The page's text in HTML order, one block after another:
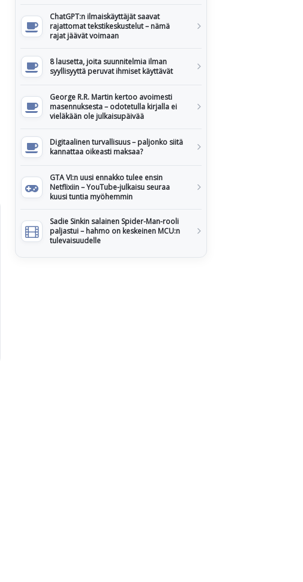
ChatGPT:n ilmaiskäyttäjät saavat
rajattomat tekstikeskustelut – nämä
rajat jäävät voimaan
8 lausetta, joita suunnitelmia ilman
syyllisyyttä peruvat ihmiset käyttävät
George R.R. Martin kertoo avoimesti
masennuksesta – odotetulla kirjalla ei
vieläkään ole julkaisupäivää
Digitaalinen turvallisuus – paljonko siitä
kannattaa oikeasti maksaa?
GTA VI:n uusi ennakko tulee ensin
Netflixiin – YouTube-julkaisu seuraa
kuusi tuntia myöhemmin
Sadie Sinkin salainen Spider-Man-rooli
paljastui – hahmo on keskeinen MCU:n
tulevaisuudelle